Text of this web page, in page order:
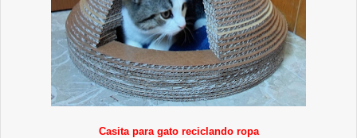
Casita para gato reciclando ropa